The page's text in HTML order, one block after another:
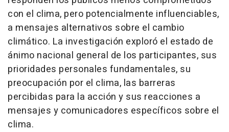
con el clima, pero potencialmente influenciables,
a mensajes alternativos sobre el cambio
climático. La investigación exploró el estado de
ánimo nacional general de los participantes, sus
prioridades personales fundamentales, su
preocupación por el clima, las barreras
percibidas para la acción y sus reacciones a
mensajes y comunicadores específicos sobre el
clima.